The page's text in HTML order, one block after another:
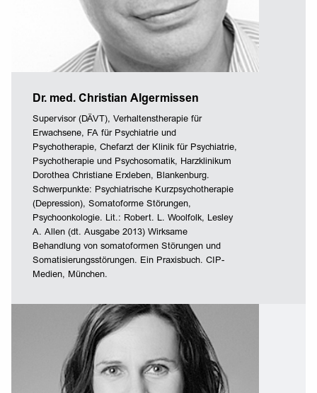
Dr. med. Christian Algermissen
Supervisor (DÄVT), Verhaltenstherapie für
Erwachsene, FA für Psychiatrie und
Psychotherapie, Chefarzt der Klinik für Psychiatrie,
Psychotherapie und Psychosomatik, Harzklinikum
Dorothea Christiane Erxleben, Blankenburg.
Schwerpunkte: Psychiatrische Kurzpsychotherapie
(Depression), Somatoforme Störungen,
Psychoonkologie. Lit.: Robert. L. Woolfolk, Lesley
A. Allen (dt. Ausgabe 2013) Wirksame
Behandlung von somatoformen Störungen und
Somatisierungsstörungen. Ein Praxisbuch. CIP-
Medien, München.